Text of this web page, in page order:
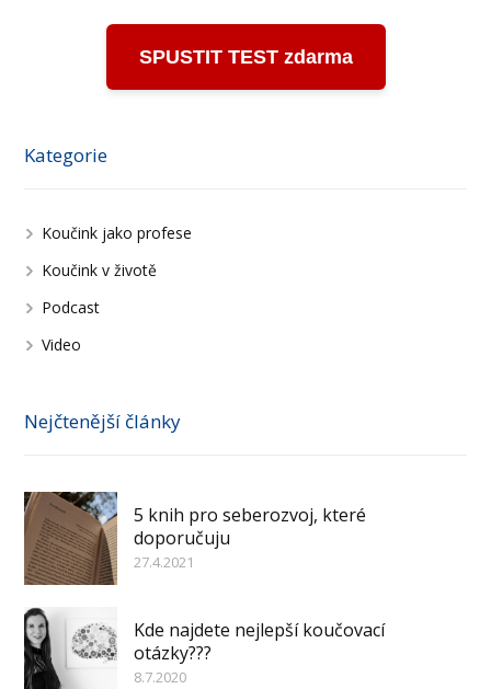
SPUSTIT TEST zdarma
Kategorie
Koučink jako profese
Koučink v životě
Podcast
Video
Nejčtenější články
5 knih pro seberozvoj, které
doporučuju
27.4.2021
Kde najdete nejlepší koučovací
otázky???
8.7.2020